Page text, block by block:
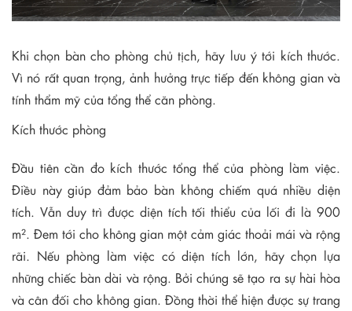
Khi chọn bàn cho phòng chủ tịch, hãy lưu ý tới kích thước.
Vì nó rất quan trọng, ảnh hưởng trực tiếp đến không gian và
tính thẩm mỹ của tổng thể căn phòng.
Kích thước phòng
Đầu tiên cần đo kích thước tổng thể của phòng làm việc.
Điều này giúp đảm bảo bàn không chiếm quá nhiều diện
tích. Vẫn duy trì được diện tích tối thiểu của lối đi là 900
m². Đem tới cho không gian một cảm giác thoải mái và rộng
rãi. Nếu phòng làm việc có diện tích lớn, hãy chọn lựa
những chiếc bàn dài và rộng. Bởi chúng sẽ tạo ra sự hài hòa
và cân đối cho không gian. Đồng thời thể hiện được sự trang